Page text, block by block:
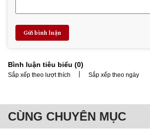
Gửi bình luận
Bình luận tiêu biểu (0)
Sắp xếp theo lượt thích | Sắp xếp theo ngày
CÙNG CHUYÊN MỤC